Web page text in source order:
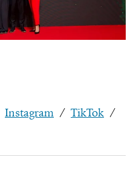
Instagram / TikTok /